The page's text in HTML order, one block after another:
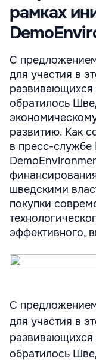
рамках
С
для участия в
развивающихся
обратилось
развитию. Как
в пресс-
шведскими
покупки
эффективного,
С
для участия в
развивающихся
обратилось